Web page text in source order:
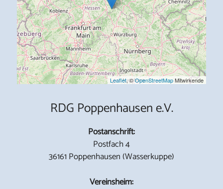
Leaflet, ©OpenStreetMapMitwirkende
RDG Poppenhausen e.V.
Postanschrift:
Postfach 4
36161 Poppenhausen (Wasserkuppe)
Vereinsheim: